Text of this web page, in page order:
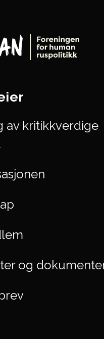
av kritikkverdige
og